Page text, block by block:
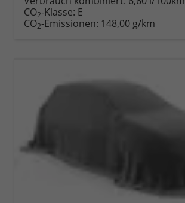
CO2-Klasse: E
CO2-Emissionen: 148,00 g/km